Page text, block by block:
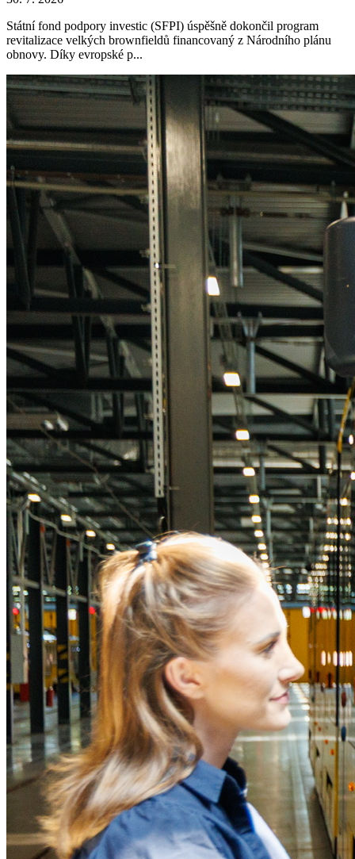
Státní fond podpory investic (SFPI) úspěšně dokončil program
revitalizace velkých brownfieldů financovaný z Národního plánu
obnovy. Díky evropské p...